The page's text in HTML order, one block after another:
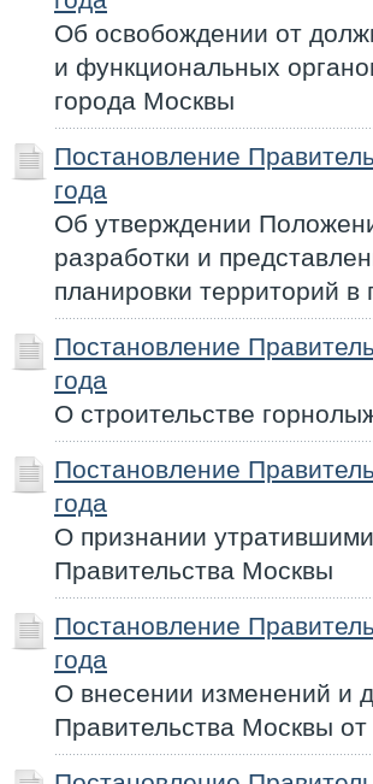
Об освобождении от
и функциональных
города Москвы
Постановление
года
Об утверждении
разработки и
планировки территорий в
Постановление
года
О строительстве
Постановление
года
О признании
Правительства Москвы
Постановление
года
О внесении изменений и
Правительства Москвы